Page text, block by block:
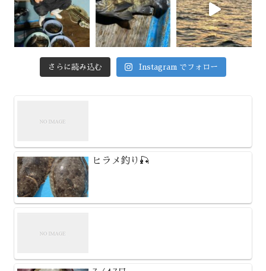
さらに読み込む Instagram でフォロー
ヒラメ釣り🎣